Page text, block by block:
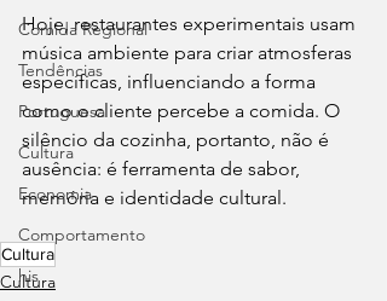
Comida Regional
Tendências
Portuguesa
Cultura
Economia
Comportamento
his
Hoje, restaurantes experimentais usam
música ambiente para criar atmosferas
específicas, influenciando a forma
como o cliente percebe a comida. O
silêncio da cozinha, portanto, não é
ausência: é ferramenta de sabor,
memória e identidade cultural.
Cultura
Cultura